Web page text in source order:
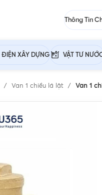
Thông Tin
ĐIỆN XÂY DỰNG VẬT TƯ
Van 1 chiều lá lật Van 1